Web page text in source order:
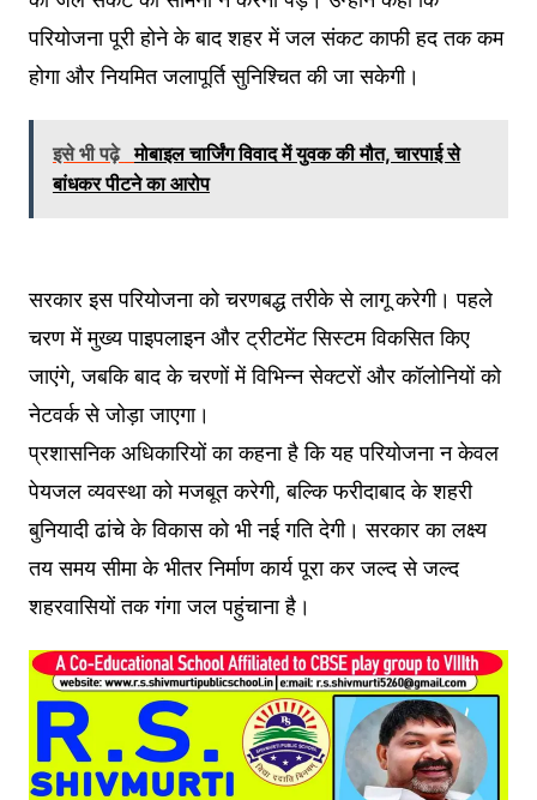
परियोजना पूरी होने के बाद शहर में जल संकट काफी हद तक कम
होगा और नियमित जलापूर्ति सुनिश्चित की जा सकेगी।
इसे भी पढ़े मोबाइल चार्जिंग विवाद में युवक की मौत, चारपाई से
बांधकर पीटने का आरोप
सरकार इस परियोजना को चरणबद्ध तरीके से लागू करेगी। पहले
चरण में मुख्य पाइपलाइन और ट्रीटमेंट सिस्टम विकसित किए
जाएंगे, जबकि बाद के चरणों में विभिन्न सेक्टरों और कॉलोनियों को
नेटवर्क से जोड़ा जाएगा।
प्रशासनिक अधिकारियों का कहना है कि यह परियोजना न केवल
पेयजल व्यवस्था को मजबूत करेगी, बल्कि फरीदाबाद के शहरी
बुनियादी ढांचे के विकास को भी नई गति देगी। सरकार का लक्ष्य
तय समय सीमा के भीतर निर्माण कार्य पूरा कर जल्द से जल्द
शहरवासियों तक गंगा जल पहुंचाना है।